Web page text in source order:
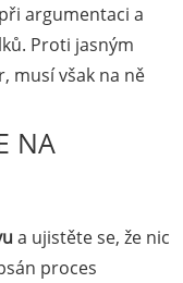
argumentaci a
Proti jasným
musí však na ně
NA
a ujistěte se, že nic
proces